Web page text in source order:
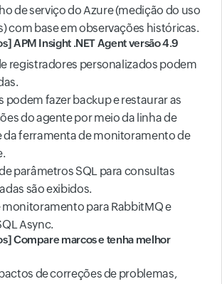
de serviço do Azure (medição do uso
com base em observações históricas.
APM Insight .NET Agent versão 4.9
registradores personalizados podem
podem fazer backup e restaurar as
do agente por meio da linha de
da ferramenta de monitoramento de
parâmetros SQL para consultas
são exibidos.
monitoramento para RabbitMQ e
Async.
Compare marcos e tenha melhor
de correções de problemas,